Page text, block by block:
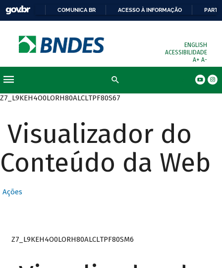
COMUNICA BR ACESSO À INFORMAÇÃO
ENGLISH
ACESSIBILIDADE
A+ A-
Z7_L9KEH4O0LORH80ALCLTPF80S67
Visualizador do
Conteúdo da Web
Ações
Z7_L9KEH4O0LORH80ALCLTPF80SM6